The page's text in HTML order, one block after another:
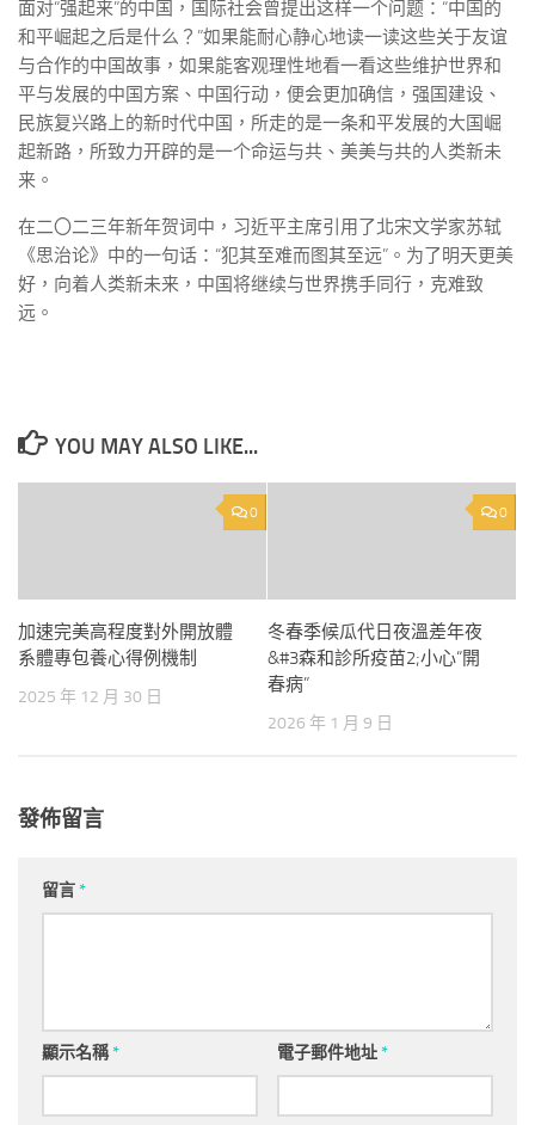
面对“强起来”的中国，国际社会曾提出这样一个问题：“中国的
和平崛起之后是什么？”如果能耐心静心地读一读这些关于友谊
与合作的中国故事，如果能客观理性地看一看这些维护世界和
平与发展的中国方案、中国行动，便会更加确信，强国建设、
民族复兴路上的新时代中国，所走的是一条和平发展的大国崛
起新路，所致力开辟的是一个命运与共、美美与共的人类新未
来。
在二〇二三年新年贺词中，习近平主席引用了北宋文学家苏轼
《思治论》中的一句话：“犯其至难而图其至远”。为了明天更美
好，向着人类新未来，中国将继续与世界携手同行，克难致
远。
YOU MAY ALSO LIKE...
0
加速完美高程度對外開放體
系體專包養心得例機制
2025 年 12 月 30 日
0
冬春季候瓜代日夜溫差年夜
&#3森和診所疫苗2;小心“開
春病”
2026 年 1 月 9 日
發佈留言
留言*
顯示名稱* 電子郵件地址*